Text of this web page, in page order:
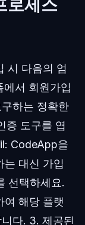
로세스
시 다음의 엄
서 회원가입
하는 정확한
증 도구를 엽
CodeApp을
는 대신 가입
선택하세요.
여 해당 플랫
다. 3. 제공된